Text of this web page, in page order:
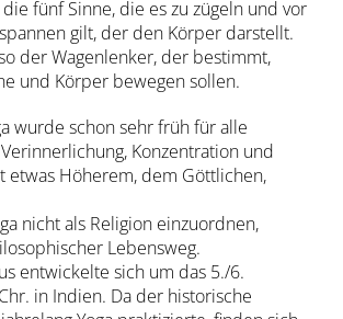
fünf Sinne, die es zu zügeln und vor
gilt, der den Körper darstellt.
der Wagenlenker, der bestimmt,
und Körper bewegen sollen.
wurde schon sehr früh für alle
Konzentration und
etwas Höherem, dem Göttlichen,
nicht als Religion einzuordnen,
Lebensweg.
entwickelte sich um das 5./6.
in Indien. Da der historische